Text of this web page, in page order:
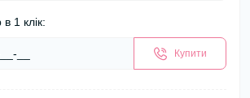
1 клік:
Купити